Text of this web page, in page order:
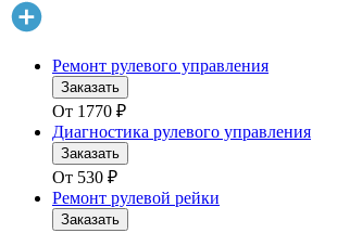
Ремонт рулевого управления
Заказать
От 1770 ₽
Диагностика рулевого управления
Заказать
От 530 ₽
Ремонт рулевой рейки
Заказать